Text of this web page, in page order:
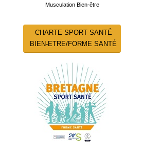
Musculation Bien-être
CHARTE SPORT SANTÉ
BIEN-ETRE/FORME SANTÉ